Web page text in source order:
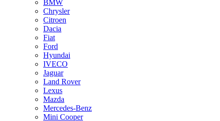
BMW
Chrysler
Citroen
Dacia
Fiat
Ford
Hyundai
IVECO
Jaguar
Land Rover
Lexus
Mazda
Mercedes-Benz
Mini Cooper